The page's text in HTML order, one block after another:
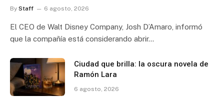
By Staff 6 agosto, 2026
El CEO de Walt Disney Company, Josh D’Amaro, informó
que la compañía está considerando abrir…
Ciudad que brilla: la oscura novela de
Ramón Lara
6 agosto, 2026